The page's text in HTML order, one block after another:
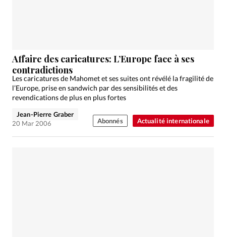
Actualité internationale
Affaire des caricatures: L’Europe face à ses
contradictions
Les caricatures de Mahomet et ses suites ont révélé la fragilité de
l’Europe, prise en sandwich par des sensibilités et des
revendications de plus en plus fortes
Jean-Pierre Graber
20 Mar 2006
Abonnés